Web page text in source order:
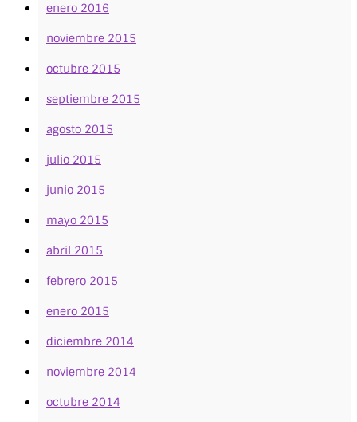
enero 2016
noviembre 2015
octubre 2015
septiembre 2015
agosto 2015
julio 2015
junio 2015
mayo 2015
abril 2015
febrero 2015
enero 2015
diciembre 2014
noviembre 2014
octubre 2014